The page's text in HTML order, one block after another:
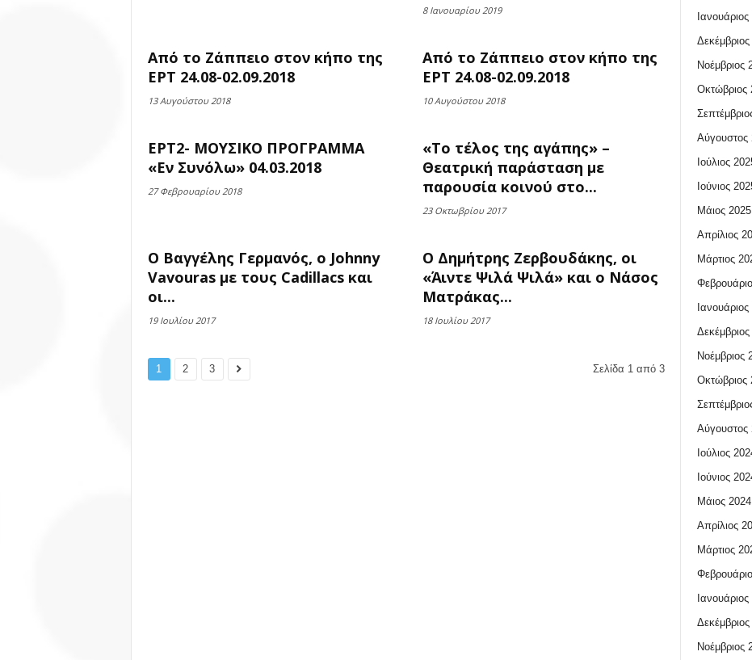
8 Ιανουαρίου 2019
Από το Ζάππειο στον κήπο της
ΕΡΤ 24.08-02.09.2018
13 Αυγούστου 2018
Από το Ζάππειο στον κήπο της
ΕΡΤ 24.08-02.09.2018
10 Αυγούστου 2018
ΕΡΤ2- ΜΟΥΣΙΚΟ ΠΡΟΓΡΑΜΜΑ
«Εν Συνόλω» 04.03.2018
27 Φεβρουαρίου 2018
«Το τέλος της αγάπης» –
Θεατρική παράσταση με
παρουσία κοινού στο...
23 Οκτωβρίου 2017
Ο Βαγγέλης Γερμανός, ο Johnny
Vavouras με τους Cadillacs και
οι...
19 Ιουλίου 2017
Ο Δημήτρης Ζερβουδάκης, οι
«Άιντε Ψιλά Ψιλά» και ο Νάσος
Ματράκας...
18 Ιουλίου 2017
1 2 3 Σελίδα 1 από 3
Νοέμβριος
Οκτώβριος
Αύγουστος
Ιούλιος
Ιούνιος
Μάιος 2025
Απρίλιος
Μάρτιος
Νοέμβριος
Οκτώβριος
Αύγουστος
Ιούλιος
Ιούνιος
Μάιος 2024
Απρίλιος
Μάρτιος
Νοέμβριος